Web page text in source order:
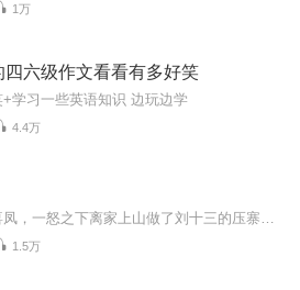
1万
四六级作文看看有多好笑
学习一些英语知识 边玩边学
4.4万
1.5万